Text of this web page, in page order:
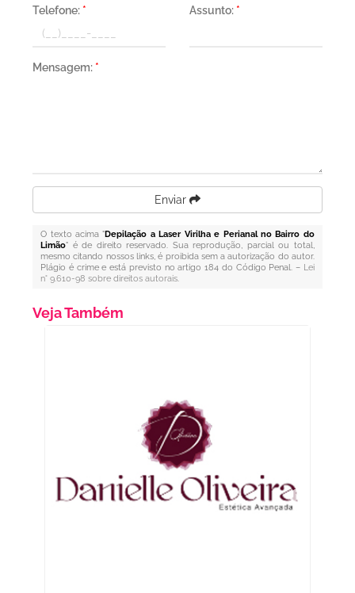
Telefone: * Assunto: *
Mensagem: *
Enviar
O texto acima "Depilação a Laser Virilha e Perianal no Bairro do
Limão" é de direito reservado. Sua reprodução, parcial ou total,
mesmo citando nossos links, é proibida sem a autorização do autor.
Plágio é crime e está previsto no artigo 184 do Código Penal. – Lei
n° 9.610-98 sobre direitos autorais.
Veja Também